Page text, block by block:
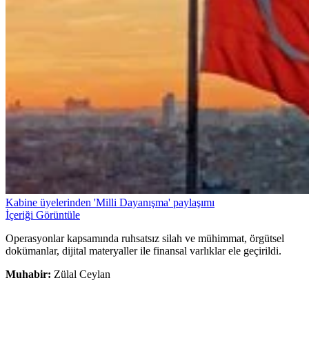
Kabine üyelerinden 'Milli Dayanışma' paylaşımı
İçeriği Görüntüle
Operasyonlar kapsamında ruhsatsız silah ve mühimmat, örgütsel
dokümanlar, dijital materyaller ile finansal varlıklar ele geçirildi.
Muhabir: Zülal Ceylan